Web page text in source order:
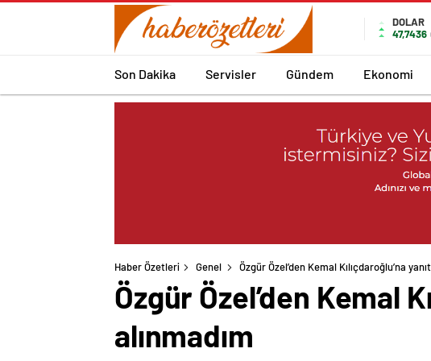
DOLAR
47,7436
Son Dakika Servisler Gündem Ekonomi
Haber Özetleri Genel Özgür Özel’den Kemal Kılıçdaroğlu’na
Özgür Özel’den Kemal
alınmadım